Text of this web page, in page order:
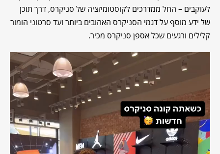
לעוקבים – החל ממדרכים לקוסטומיזציה של סניקרס, דרך תוכן
של ידע מוסף על דגמי הסניקרס האהובים ביותר ועד סרטוני הומור
קלילים ורגעים שכל אספן סניקרס מכיר.